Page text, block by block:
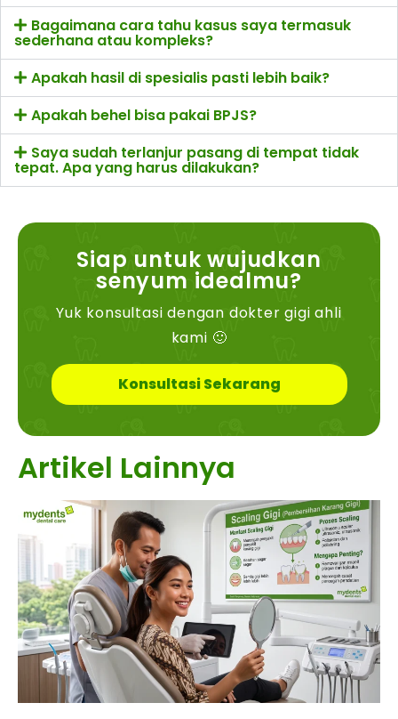
Bagaimana cara tahu kasus saya termasuk
sederhana atau kompleks?
Apakah hasil di spesialis pasti lebih baik?
Apakah behel bisa pakai BPJS?
Saya sudah terlanjur pasang di tempat tidak
tepat. Apa yang harus dilakukan?
Siap untuk wujudkan
senyum idealmu?
Yuk konsultasi dengan dokter gigi ahli
kami 🙂
Konsultasi Sekarang
Artikel Lainnya